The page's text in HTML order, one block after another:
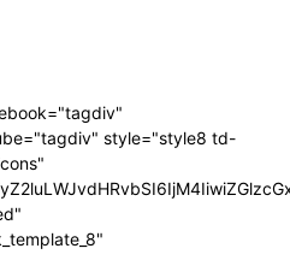
style="style8 td-